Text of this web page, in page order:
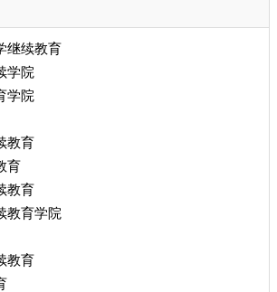
继续教育
学院
学院
教育
育
教育
教育学院
教育